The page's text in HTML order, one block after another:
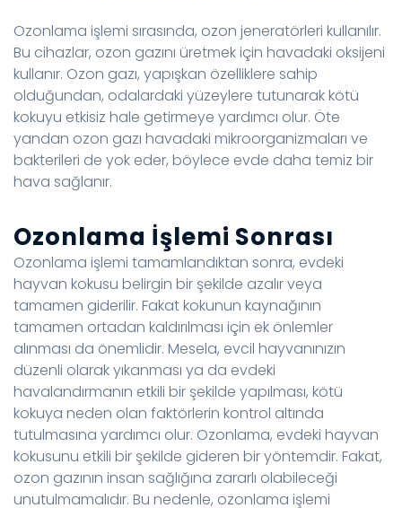
Ozonlama işlemi sırasında, ozon jeneratörleri kullanılır.
Bu cihazlar, ozon gazını üretmek için havadaki oksijeni
kullanır. Ozon gazı, yapışkan özelliklere sahip
olduğundan, odalardaki yüzeylere tutunarak kötü
kokuyu etkisiz hale getirmeye yardımcı olur. Öte
yandan ozon gazı havadaki mikroorganizmaları ve
bakterileri de yok eder, böylece evde daha temiz bir
hava sağlanır.
Ozonlama İşlemi Sonrası
Ozonlama işlemi tamamlandıktan sonra, evdeki
hayvan kokusu belirgin bir şekilde azalır veya
tamamen giderilir. Fakat kokunun kaynağının
tamamen ortadan kaldırılması için ek önlemler
alınması da önemlidir. Mesela, evcil hayvanınızın
düzenli olarak yıkanması ya da evdeki
havalandırmanın etkili bir şekilde yapılması, kötü
kokuya neden olan faktörlerin kontrol altında
tutulmasına yardımcı olur. Ozonlama, evdeki hayvan
kokusunu etkili bir şekilde gideren bir yöntemdir. Fakat,
ozon gazının insan sağlığına zararlı olabileceği
unutulmamalıdır. Bu nedenle, ozonlama işlemi